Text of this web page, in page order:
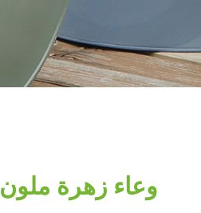
وعاء زهرة ملون